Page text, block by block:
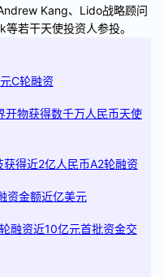
Kang、Lido战略顾问
若干天使投资人参投。
C轮融资
开物获得数千万人民币天使
得近2亿人民币A2轮融资
资金额近亿美元
融资近10亿元首批资金交